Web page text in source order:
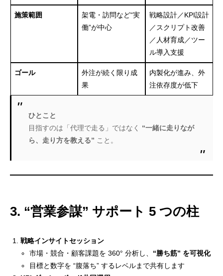
施策範囲
架電・訪問など“実
働”が中心
戦略設計／KPI設計
／スクリプト改善
／人材育成／ツー
ル導入支援
ゴール
外注が続く限り成
果
内製化が進み、外
注依存度が低下
ひとこと
目指すのは「代理で走る」ではなく “一緒に走りなが
ら、走り方を教える” こと。
3. “営業参謀” サポート 5 つの柱
戦略インサイトセッション
市場・競合・顧客課題を 360° 分析し、 “勝ち筋” を可視化
目標と数字を “腹落ち” するレベルまで共有します